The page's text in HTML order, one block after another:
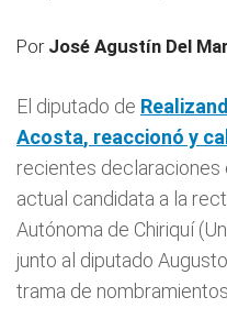
Por José Agustín Del Mar
El diputado de
Acosta, reaccionó y
recientes declaraciones
actual candidata a la
Autónoma de Chiriquí
junto al diputado
trama de nombramientos.